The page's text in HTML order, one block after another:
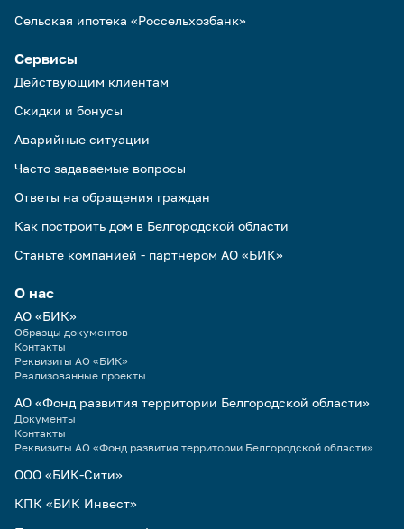
Сельская ипотека «Россельхозбанк»
Сервисы
Действующим клиентам
Скидки и бонусы
Аварийные ситуации
Часто задаваемые вопросы
Ответы на обращения граждан
Как построить дом в Белгородской области
Станьте компанией - партнером АО «БИК»
О нас
АО «БИК»
Образцы документов
Контакты
Реквизиты АО «БИК»
Реализованные проекты
АО «Фонд развития территории Белгородской области»
Документы
Контакты
Реквизиты АО «Фонд развития территории Белгородской области»
ООО «БИК-Сити»
КПК «БИК Инвест»